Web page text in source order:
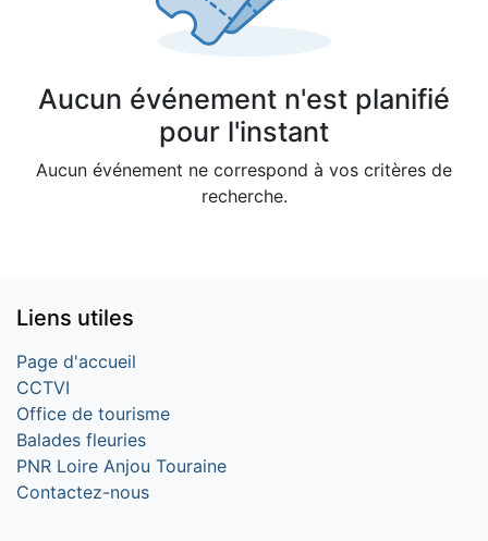
Aucun événement n'est planifié
pour l'instant
Aucun événement ne correspond à vos critères de
recherche.
Liens utiles
Page d'accueil
CCTVI
Office de tourisme
Balades fleuries
PNR Loire Anjou Touraine
Contactez-nous